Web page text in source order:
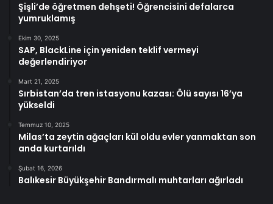
Şişli’de öğretmen dehşeti! Öğrencisini defalarca
yumruklamış
Ekim 30, 2025
SAP, BlackLine için yeniden teklif vermeyi
değerlendiriyor
Mart 21, 2025
Sırbistan’da tren istasyonu kazası: Ölü sayısı 16’ya
yükseldi
Temmuz 10, 2025
Milas’ta zeytin ağaçları kül oldu evler yanmaktan son
anda kurtarıldı
Şubat 16, 2026
Balıkesir Büyükşehir Bandırmalı muhtarları ağırladı